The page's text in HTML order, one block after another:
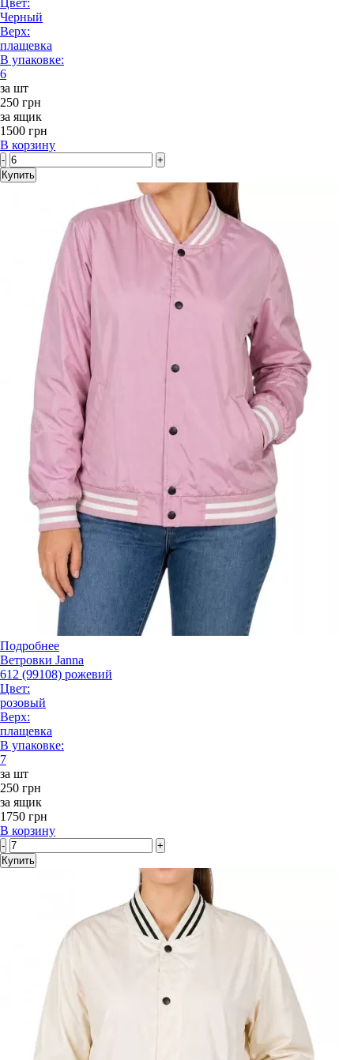
Цвет:
Черный
Верх:
плащевка
В упаковке:
6
за шт
250 грн
за ящик
1500 грн
В корзину
-
+
Купить
Подробнее
Ветровки Janna
612 (99108) рожевий
Цвет:
розовый
Верх:
плащевка
В упаковке:
7
за шт
250 грн
за ящик
1750 грн
В корзину
-
+
Купить